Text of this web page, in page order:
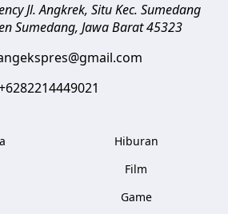
Jl. Angkrek, Situ Kec. Sumedang
Sumedang, Jawa Barat 45323
Hiburan
Film
Game